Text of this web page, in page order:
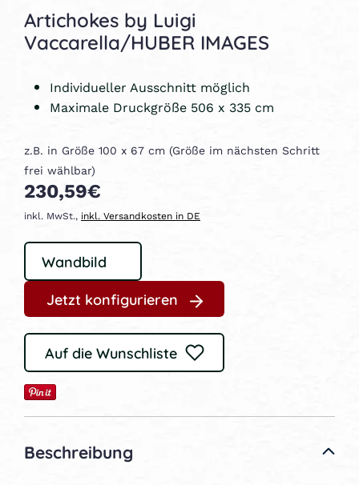
Artichokes by Luigi
Vaccarella/HUBER IMAGES
Individueller Ausschnitt möglich
Maximale Druckgröße 506 x 335 cm
z.B. in Größe 100 x 67 cm (Größe im nächsten Schritt
frei wählbar)
230,59€
inkl. MwSt., inkl. Versandkosten in DE
Jetzt konfigurieren
Auf die Wunschliste
Beschreibung